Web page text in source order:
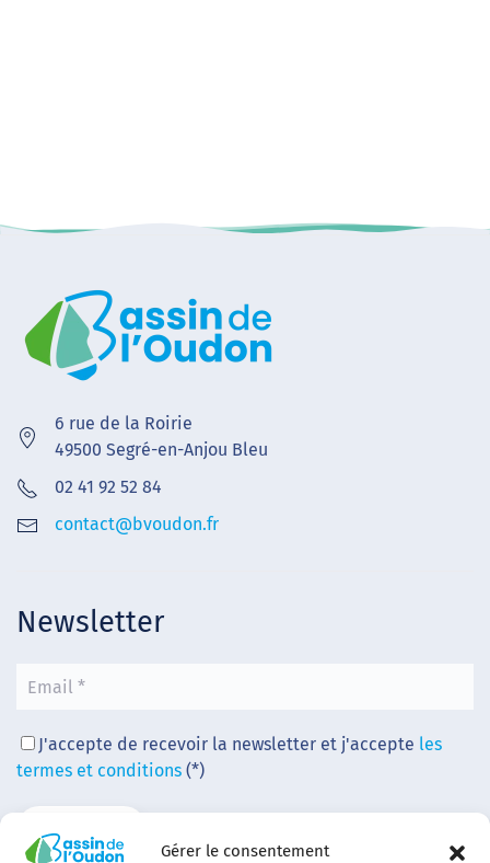
Gérer le consentement
6 rue de la Roirie
49500 Segré-en-Anjou Bleu
02 41 92 52 84
contact@bvoudon.fr
Newsletter
J'accepte de recevoir la newsletter et j'accepte les
termes et conditions (*)